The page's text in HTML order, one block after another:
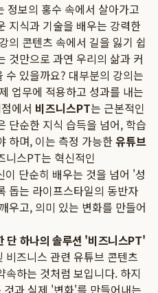
정보의 홍수 속에서 살아가고
지식과 기술을 배우는 강력한
의 콘텐츠 속에서 길을 잃기 쉽
것만으로 과연 우리의 삶과 커
수 있을까요? 대부분의 강의는
업무에 적용하고 성과를 내는
에서 비즈니스PT는 근본적인
단순한 지식 습득을 넘어, 학습
하며, 이는 측정 가능한유튜브
니스PT는 혁신적인
단순히 배우는 것을 넘어 '성
돕는 라이프스타일의 동반자
우고, 의미 있는 변화를 만들어
단 하나의 솔루션 '비즈니스PT'
비즈니스 관련 유튜브 콘텐츠
하는 것처럼 보입니다. 하지
과 실제 '변화'를 만들어내는